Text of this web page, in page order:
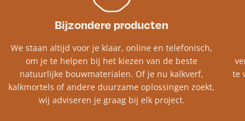
Bijzondere producten
We staan altijd voor je klaar, online en telefonisch,
om je te helpen bij het kiezen van de beste
natuurlijke bouwmaterialen. Of je nu kalkverf,
kalkmortels of andere duurzame oplossingen zoekt,
wij adviseren je graag bij elk project.​
te